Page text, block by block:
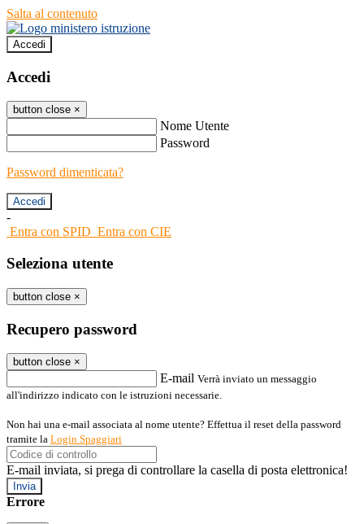
Salta al contenuto
Accedi
Accedi
button close ×
Nome Utente
Password
Password dimenticata?
-
Entra con SPID Entra con CIE
Seleziona utente
button close ×
Recupero password
button close ×
E-mail Verrà inviato un messaggio
all'indirizzo indicato con le istruzioni necessarie.
Non hai una e-mail associata al nome utente? Effettua il reset della password
tramite la Login Spaggiari
E-mail inviata, si prega di controllare la casella di posta elettronica!
Errore